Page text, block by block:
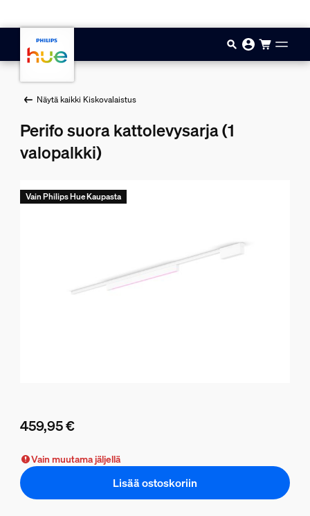
Näytä kaikki Kiskovalaistus
Perifo suora kattolevysarja (1
valopalkki)
459,95 €
Vain Philips Hue Kaupasta
Vain muutama jäljellä
Lisää ostoskoriin